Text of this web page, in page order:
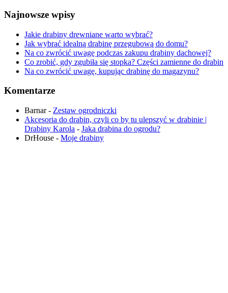
Najnowsze wpisy
Jakie drabiny drewniane warto wybrać?
Jak wybrać idealną drabinę przegubową do domu?
Na co zwrócić uwagę podczas zakupu drabiny dachowej?
Co zrobić, gdy zgubiła się stopka? Części zamienne do drabin
Na co zwrócić uwagę, kupując drabinę do magazynu?
Komentarze
Barnar- Zestaw ogrodniczki
Akcesoria do drabin, czyli co by tu ulepszyć w drabinie |
Drabiny Karola - Jaka drabina do ogrodu​?
DrHouse - Moje drabiny